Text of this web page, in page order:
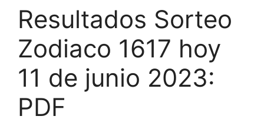
Resultados Sorteo
Zodiaco 1617 hoy
11 de junio 2023:
PDF